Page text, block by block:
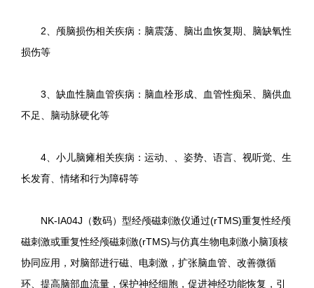
2、颅脑损伤相关疾病：脑震荡、脑出血恢复期、脑缺氧性
损伤等
3、缺血性脑血管疾病：脑血栓形成、血管性痴呆、脑供血
不足、脑动脉硬化等
4、小儿脑瘫相关疾病：运动、、姿势、语言、视听觉、生
长发育、情绪和行为障碍等
NK-IA04J（数码）型经颅磁刺激仪通过(rTMS)重复性经颅
磁刺激或重复性经颅磁刺激(rTMS)与仿真生物电刺激小脑顶核
协同应用，对脑部进行磁、电刺激，扩张脑血管、改善微循
环、提高脑部血流量，保护神经细胞，促进神经功能恢复，引